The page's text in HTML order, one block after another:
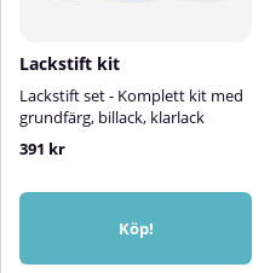
Lackstift kit
Lackstift set - Komplett kit med
grundfärg, billack, klarlack
391 kr
Köp!